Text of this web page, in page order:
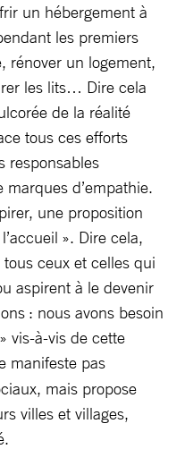
un hébergement à
les premiers
rénover un logement,
les lits… Dire cela
de la réalité
tous ces efforts
responsables
d’empathie.
une proposition
». Dire cela,
ceux et celles qui
aspirent à le devenir
: nous avons besoin
vis-à-vis de cette
manifeste pas
mais propose
villes et villages,